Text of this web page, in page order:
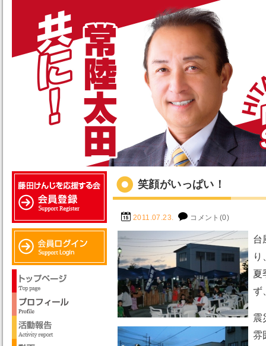
笑顔がいっぱい！
2011.07.23. コメント(0)
台
夏
ず
震
雰